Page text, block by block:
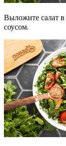
Выложите салат в
соусом.